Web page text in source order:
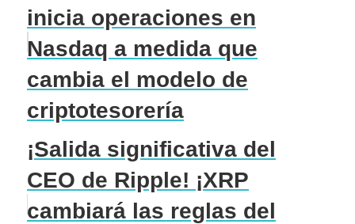
inicia operaciones en
Nasdaq a medida que
cambia el modelo de
criptotesorería
¡Salida significativa del
CEO de Ripple! ¡XRP
cambiará las reglas del